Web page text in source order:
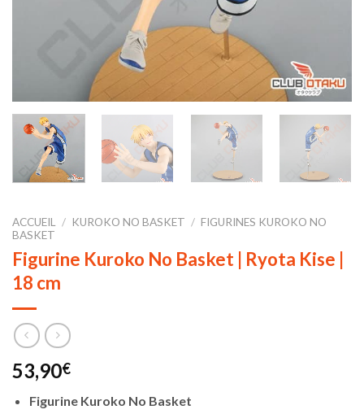
ACCUEIL / KUROKO NO BASKET / FIGURINES KUROKO NO
BASKET
Figurine Kuroko No Basket | Ryota Kise |
18 cm
53,90€
Figurine Kuroko No Basket